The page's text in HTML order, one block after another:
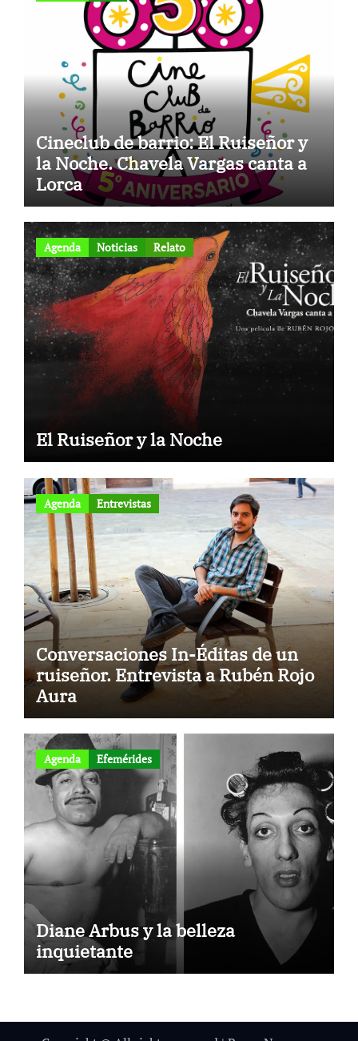
Cineclub de barrio: El Ruiseñor y
la Noche. Chavela Vargas canta a
Lorca
Agenda Noticias Relato
El Ruiseñor y la Noche
Agenda Entrevistas
Conversaciones In-Éditas de un
ruiseñor. Entrevista a Rubén Rojo
Aura
Agenda Efemérides
Diane Arbus y la belleza
inquietante